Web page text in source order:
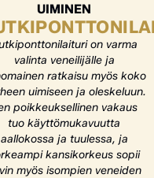
UIMINEN
on varma
valinta veneilijälle ja
ratkaisu myös koko
uimiseen ja oleskeluun.
poikkeuksellinen vakaus
tuo käyttömukavuutta
aallokossa ja tuulessa, ja
kansikorkeus sopii
myös isompien veneiden